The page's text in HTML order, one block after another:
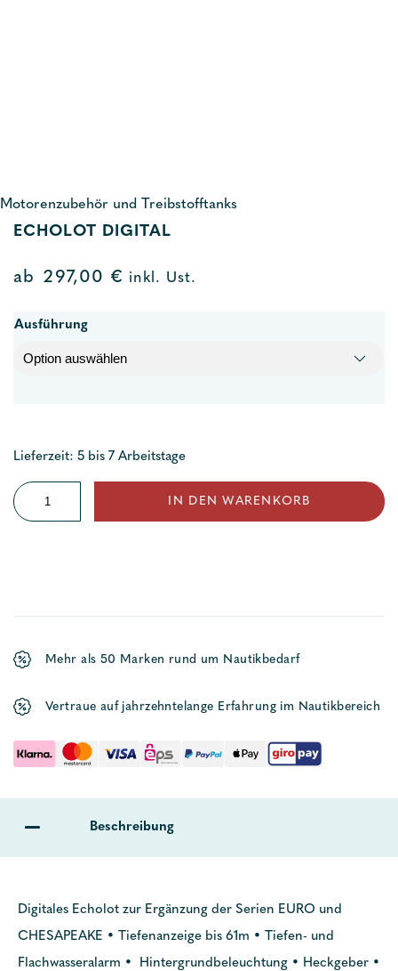
Motorenzubehör und Treibstofftanks
ECHOLOT DIGITAL
ab 297,00 € inkl. Ust.
Ausführung
Lieferzeit: 5 bis 7 Arbeitstage
Echolot
digital
IN DEN WARENKORB
Mehr als 50 Marken rund um Nautikbedarf
Vertraue auf jahrzehntelange Erfahrung im Nautikbereich
Beschreibung
Digitales Echolot zur Ergänzung der Serien EURO und
CHESAPEAKE • Tiefenanzeige bis 61m • Tiefen- und
Flachwasseralarm • Hintergrundbeleuchtung • Heckgeber •